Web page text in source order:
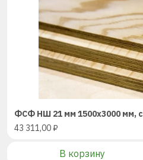
ФСФ НШ 21 мм 1500х3000 мм,
43 311,00₽
В корзину